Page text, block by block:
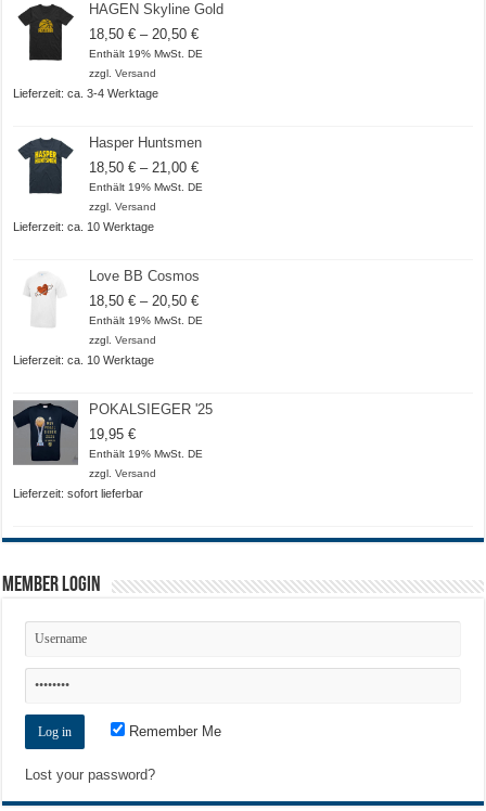
HAGEN Skyline Gold
18,50€ –20,50€Preisspanne:
18,50 €
Enthält 19% MwSt. DE
zzgl.Versand
Lieferzeit: ca. 3-4 Werktage
Hasper Huntsmen
18,50€ –21,00€Preisspanne:
18,50 €
Enthält 19% MwSt. DE
zzgl.Versand
Lieferzeit: ca. 10 Werktage
Love BB Cosmos
18,50€ –20,50€Preisspanne:
18,50 €
Enthält 19% MwSt. DE
zzgl.Versand
Lieferzeit: ca. 10 Werktage
POKALSIEGER '25
19,95€
Enthält 19% MwSt. DE
zzgl.Versand
Lieferzeit: sofort lieferbar
Member Login
Remember Me
Lost your password?